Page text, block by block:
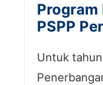
Program
PSPP
Untuk